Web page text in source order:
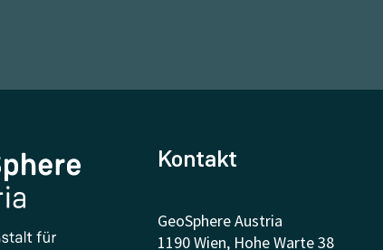
Kontakt
GeoSphere Austria
1190 Wien, Hohe Warte 38